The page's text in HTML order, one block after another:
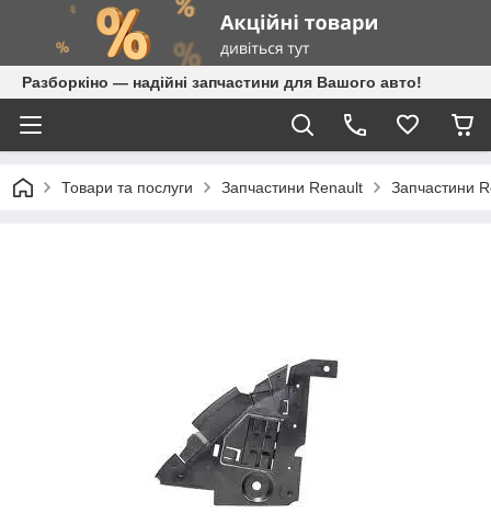
Разборкіно — надійні запчастини для Вашого авто!
Товари та послуги Запчастини Renault Запчастини